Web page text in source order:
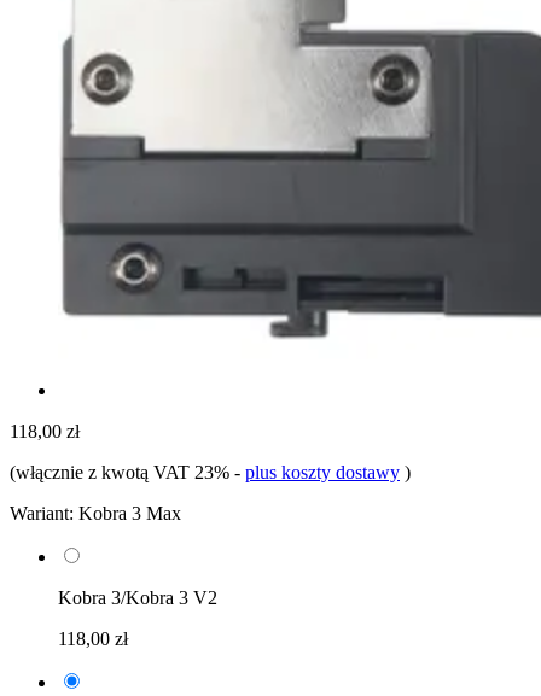
118,00 zł
(włącznie z kwotą VAT 23% - plus koszty dostawy )
Wariant: Kobra 3 Max
Kobra 3/Kobra 3 V2
118,00 zł